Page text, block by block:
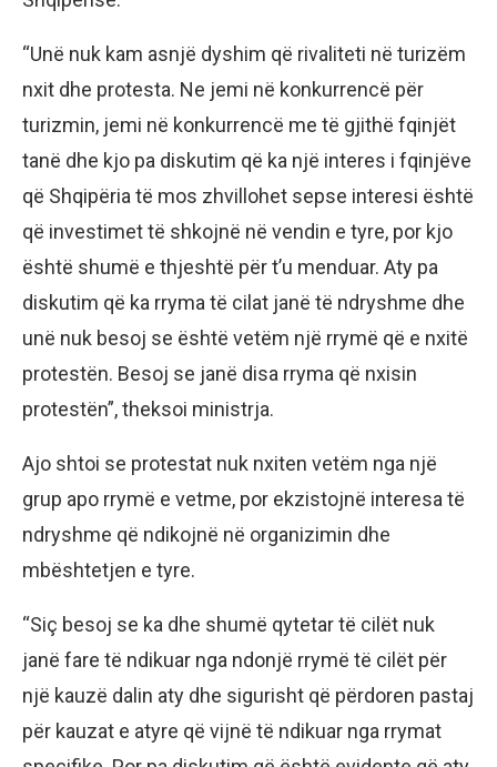
“Unë nuk kam asnjë dyshim që rivaliteti në turizëm
nxit dhe protesta. Ne jemi në konkurrencë për
turizmin, jemi në konkurrencë me të gjithë fqinjët
tanë dhe kjo pa diskutim që ka një interes i fqinjëve
që Shqipëria të mos zhvillohet sepse interesi është
që investimet të shkojnë në vendin e tyre, por kjo
është shumë e thjeshtë për t’u menduar. Aty pa
diskutim që ka rryma të cilat janë të ndryshme dhe
unë nuk besoj se është vetëm një rrymë që e nxitë
protestën. Besoj se janë disa rryma që nxisin
protestën”, theksoi ministrja.
Ajo shtoi se protestat nuk nxiten vetëm nga një
grup apo rrymë e vetme, por ekzistojnë interesa të
ndryshme që ndikojnë në organizimin dhe
mbështetjen e tyre.
“Siç besoj se ka dhe shumë qytetar të cilët nuk
janë fare të ndikuar nga ndonjë rrymë të cilët për
një kauzë dalin aty dhe sigurisht që përdoren pastaj
për kauzat e atyre që vijnë të ndikuar nga rrymat